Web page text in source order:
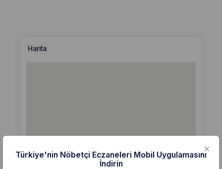
Harita
Türkiye'nin Nöbetçi Eczaneleri Mobil Uygulamasını
İndirin